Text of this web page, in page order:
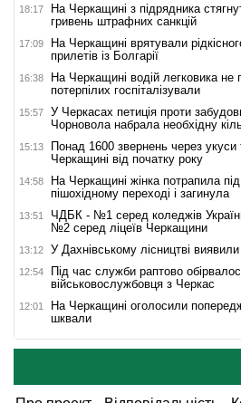
18:17
На Черкащині з підрядника
гривень штрафних санкцій
17:09
На Черкащині врятували
прилетів із Болгарії
16:38
На Черкащині водій легковика
потерпілих госпіталізували
15:57
У Черкасах петиція проти
Чорновола набрала необхідну
15:13
Понад 1600 звернень через
Черкащині від початку року
14:58
На Черкащині жінка потрапила
пішохідному переході і загинула
13:51
ЧДБК - №1 серед коледжів
№2 серед ліцеїв Черкащини
13:12 У Дахнівському лісництві
12:54
Під час служби раптово
військовослужбовця з Черкас
12:01
На Черкащині оголосили
шквали